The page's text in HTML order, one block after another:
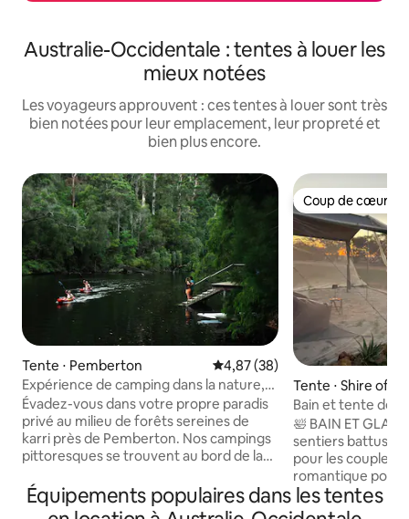
Australie-Occidentale : tentes à louer les
mieux notées
Les voyageurs approuvent : ces tentes à louer sont très
bien notées pour leur emplacement, leur propreté et
bien plus encore.
Tente ⋅ Pemberton Évaluation moyenne sur la
4,87 (38)
Expérience de camping dans la nature,
tout ce dont vous avez besoin
Évadez-vous dans votre propre paradis
privé au milieu de forêts sereines de
karri près de Pemberton. Nos campings
pittoresques se trouvent au bord de la
couper le souffle et de sentiers de
randonnée pittoresques. Nous installons
Coup de cœur
Coup de cœur
Tente ⋅ Shire of
Bain et tente de
des sentiers
🛀 BAIN ET
sentiers battus,
pour les couples :
romantique pour
escapade entre
Queen Size et un
Équipements populaires dans les tentes